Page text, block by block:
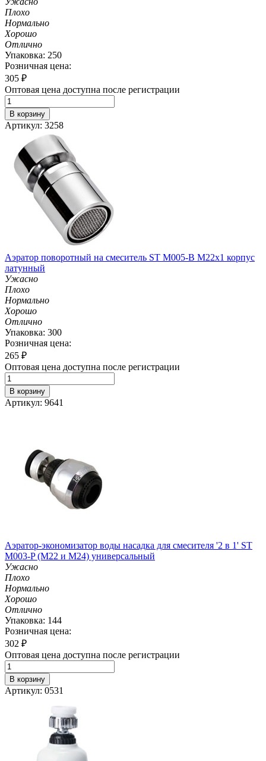
Плохо
Нормально
Хорошо
Отлично
Упаковка: 250
Розничная цена:
305 ₽
Оптовая цена доступна после регистрации
В корзину
Артикул: 3258
Аэратор поворотный на смеситель ST М005-B М22х1 корпус
латунный
Ужасно
Плохо
Нормально
Хорошо
Отлично
Упаковка: 300
Розничная цена:
265 ₽
Оптовая цена доступна после регистрации
В корзину
Артикул: 9641
Аэратор-экономизатор воды насадка для смесителя '2 в 1' ST
M003-P (М22 и M24) универсальный
Ужасно
Плохо
Нормально
Хорошо
Отлично
Упаковка: 144
Розничная цена:
302 ₽
Оптовая цена доступна после регистрации
В корзину
Артикул: 0531